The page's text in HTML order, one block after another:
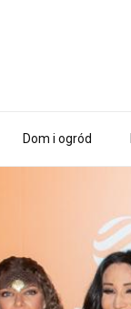
Dom i ogród